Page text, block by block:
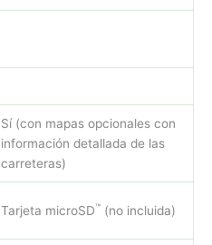
Sí (con mapas opcionales con
información detallada de las
carreteras)
Tarjeta microSD™(no incluida)